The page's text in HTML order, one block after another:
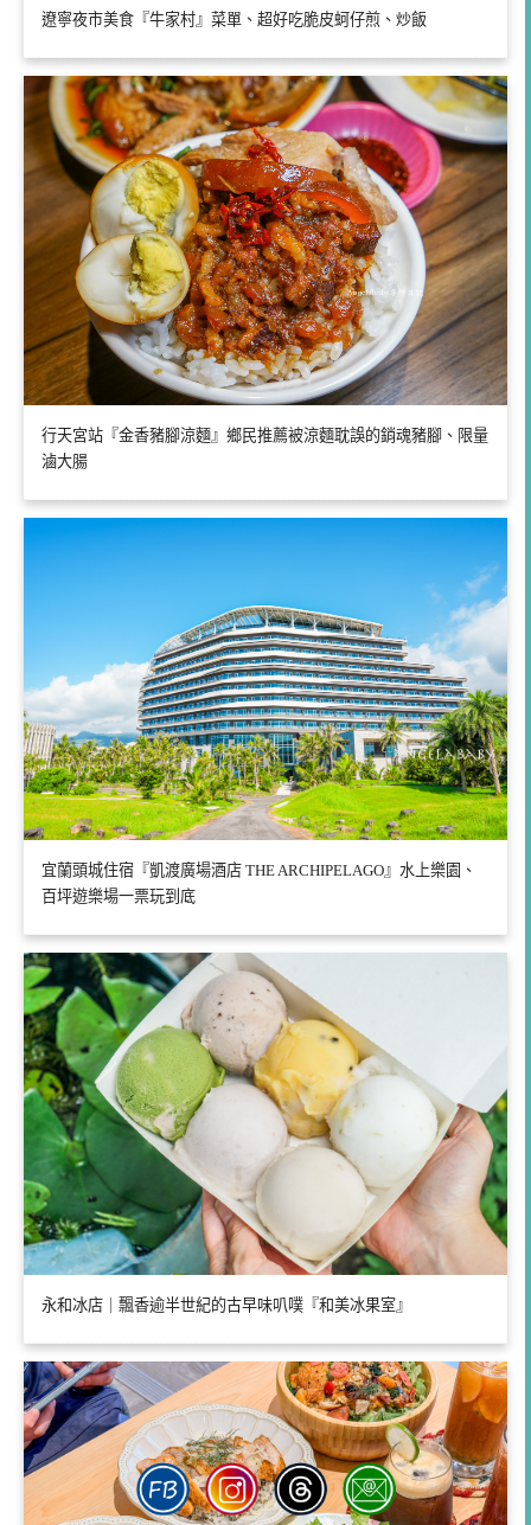
遼寧夜市美食『牛家村』菜單、超好吃脆皮蚵仔煎、炒飯
行天宮站『金香豬腳涼麵』鄉民推薦被涼麵耽誤的銷魂豬腳、限量
滷大腸
宜蘭頭城住宿『凱渡廣場酒店 THE ARCHIPELAGO』水上樂園、
百坪遊樂場一票玩到底
永和冰店｜飄香逾半世紀的古早味叭噗『和美冰果室』